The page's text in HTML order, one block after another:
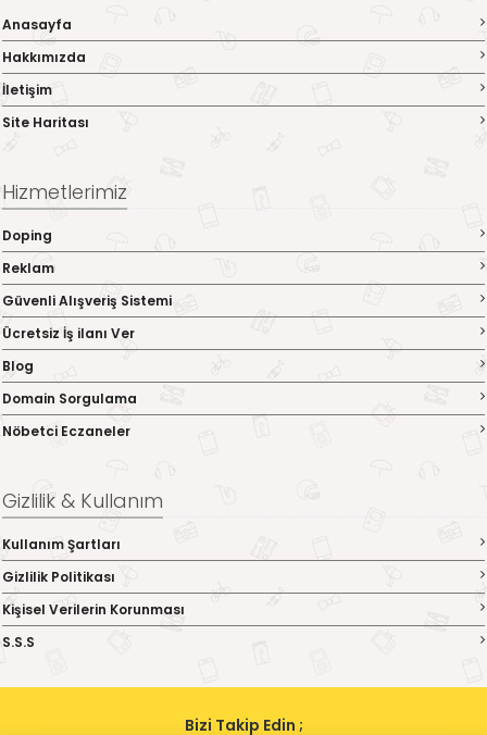
Anasayfa
Hakkımızda
İletişim
Site Haritası
Hizmetlerimiz
Doping
Reklam
Güvenli Alışveriş Sistemi
Ücretsiz İş ilanı Ver
Blog
Domain Sorgulama
Nöbetci Eczaneler
Gizlilik & Kullanım
Kullanım Şartları
Gizlilik Politikası
Kişisel Verilerin Korunması
S.S.S
Bizi Takip Edin ;